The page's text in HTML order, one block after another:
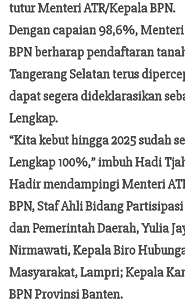
tutur Menteri ATR/Kepala BPN.
Dengan capaian 98,6%,
BPN berharap pendaftaran
Tangerang Selatan terus
dapat segera dideklarasikan
Lengkap.
“Kita kebut hingga 2025 sudah
Lengkap 100%,” imbuh Hadi
Hadir mendampingi Menteri
BPN, Staf Ahli Bidang
dan Pemerintah Daerah, Yulia
Nirmawati, Kepala Biro
Masyarakat, Lampri; Kepala
BPN Provinsi Banten.